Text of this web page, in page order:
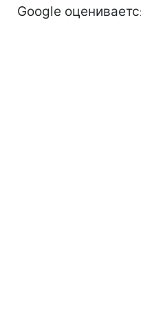
Google